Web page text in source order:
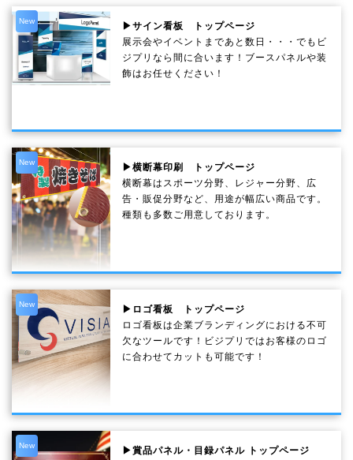
New
▶サイン看板 トップページ
展示会やイベントまであと数日・・・でもビ
ジプリなら間に合います！ブースパネルや装
飾はお任せください！
New
▶横断幕印刷 トップページ
横断幕はスポーツ分野、レジャー分野、広
告・販促分野など、用途が幅広い商品です。
種類も多数ご用意しております。
New
▶ロゴ看板 トップページ
ロゴ看板は企業ブランディングにおける不可
欠なツールです！ビジプリではお客様のロゴ
に合わせてカットも可能です！
New
▶賞品パネル・目録パネル トップページ